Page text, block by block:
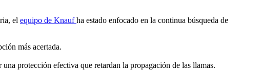
el equipo de Knaufha estado enfocado en la continua búsqueda de
más acertada.
protección efectiva que retardan la propagación de las llamas.